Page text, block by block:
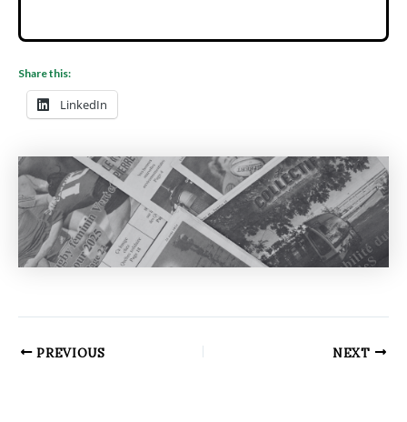
Share this:
LinkedIn
PREVIOUS NEXT